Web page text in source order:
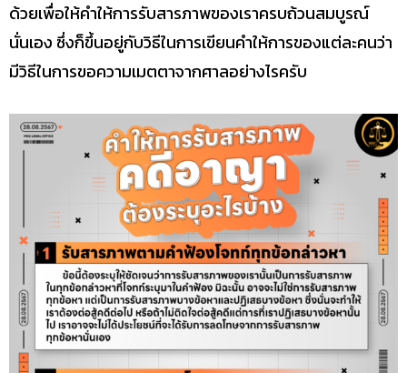
ด้วยเพื่อให้คำให้การรับสารภาพของเราครบถ้วนสมบูรณ์
นั่นเอง ซึ่งก็ขึ้นอยู่กับวิธีในการเขียนคำให้การของแต่ละคนว่า
มีวิธีในการขอความเมตตาจากศาลอย่างไรครับ